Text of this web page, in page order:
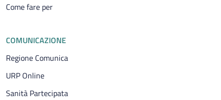
Come fare per
COMUNICAZIONE
Regione Comunica
URP Online
Sanità Partecipata